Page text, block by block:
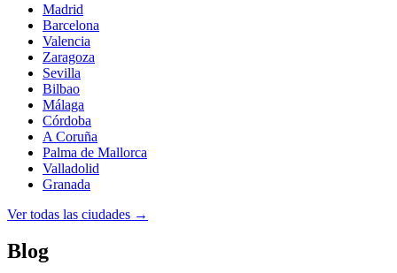
Madrid
Barcelona
Valencia
Zaragoza
Sevilla
Bilbao
Málaga
Córdoba
A Coruña
Palma de Mallorca
Valladolid
Granada
Ver todas las ciudades →
Blog